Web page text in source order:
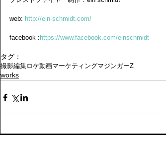
web: http://ein-schmidt.com/
facebook : https://www.facebook.com/einschmidt
タグ：
撮影編集ロケ動画マーケティングマジンガーZ
works